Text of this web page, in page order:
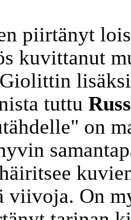
piirtänyt
kuvittanut
tuttu
on
viivoja. On